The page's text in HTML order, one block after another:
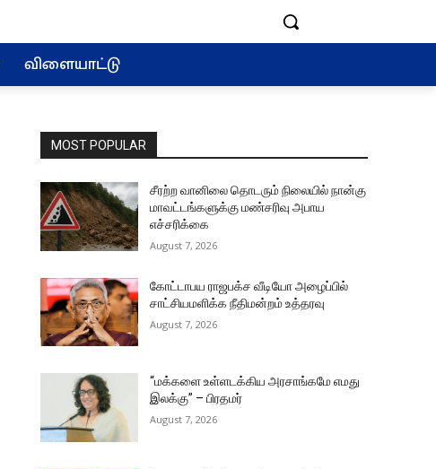
விளையாட்டு
MOST POPULAR
சீரற்ற வானிலை தொடரும் நிலையில் நான்கு
மாவட்டங்களுக்கு மண்சரிவு அபாய
எச்சரிக்கை
August 7, 2026
கோட்டாபய ராஜபக்ச வீடியோ அழைப்பில்
சாட்சியமளிக்க நீதிமன்றம் உத்தரவு
August 7, 2026
“மக்களை உள்ளடக்கிய அரசாங்கமே எமது
இலக்கு” – பிரதமர்
August 7, 2026